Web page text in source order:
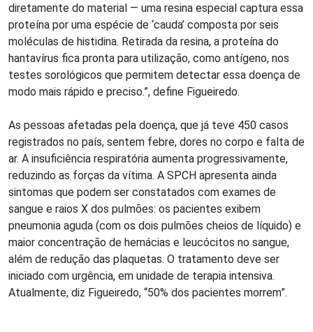
diretamente do material — uma resina especial captura essa
proteína por uma espécie de ‘cauda’ composta por seis
moléculas de histidina. Retirada da resina, a proteína do
hantavírus fica pronta para utilização, como antígeno, nos
testes sorológicos que permitem detectar essa doença de
modo mais rápido e preciso.”, define Figueiredo.
As pessoas afetadas pela doença, que já teve 450 casos
registrados no país, sentem febre, dores no corpo e falta de
ar. A insuficiência respiratória aumenta progressivamente,
reduzindo as forças da vítima. A SPCH apresenta ainda
sintomas que podem ser constatados com exames de
sangue e raios X dos pulmões: os pacientes exibem
pneumonia aguda (com os dois pulmões cheios de líquido) e
maior concentração de hemácias e leucócitos no sangue,
além de redução das plaquetas. O tratamento deve ser
iniciado com urgência, em unidade de terapia intensiva.
Atualmente, diz Figueiredo, “50% dos pacientes morrem”.